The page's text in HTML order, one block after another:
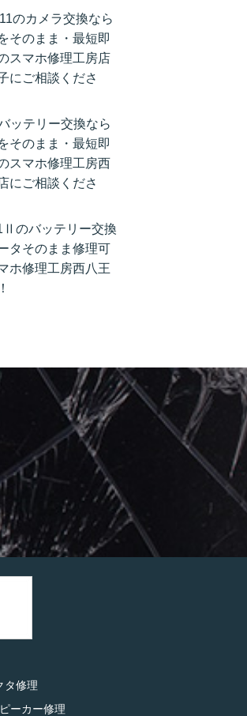
のカメラ交換なら
そのまま・最短即
スマホ修理工房店
にご相談くださ
ッテリー交換なら
そのまま・最短即
スマホ修理工房西
にご相談くださ
のバッテリー交換
タそのまま修理可
ホ修理工房西八王
タ修理
ーカー修理